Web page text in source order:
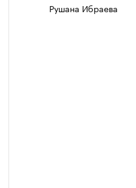
Рушана Ибраева